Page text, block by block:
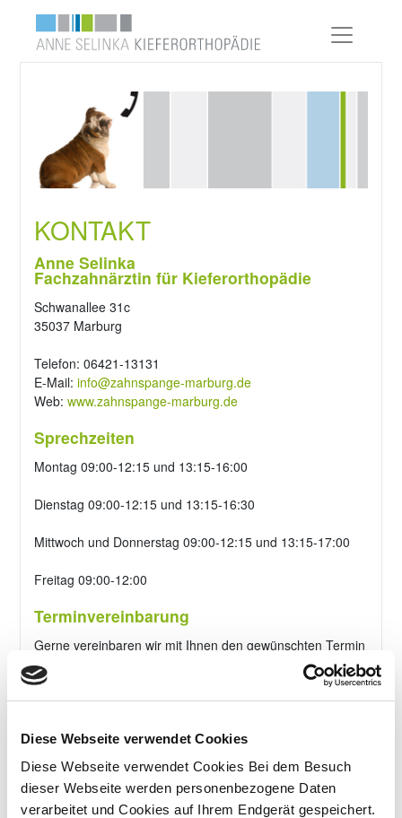
Diese Webseite verwendet Cookies
Diese Webseite verwendet Cookies Bei dem Besuch
dieser Webseite werden personenbezogene Daten
verarbeitet und Cookies auf Ihrem Endgerät gespeichert.
KONTAKT
Anne Selinka
Fachzahnärztin für Kieferorthopädie
Schwanallee 31c
35037 Marburg
Telefon: 06421-13131
E-Mail:info@zahnspange-marburg.de
Web:www.zahnspange-marburg.de
Sprechzeiten
Montag 09:00-12:15 und 13:15-16:00
Dienstag 09:00-12:15 und 13:15-16:30
Mittwoch und Donnerstag 09:00-12:15 und 13:15-17:00
Freitag 09:00-12:00
Terminvereinbarung
Gerne vereinbaren wir mit Ihnen den gewünschten Termin
unter
06421-13131.
Mail aninfo@zahnspange-marburg.de
Kontaktformular unten Ihren Terminwunsch oder Ihre
Anfrage mitzuteilen, wir setzen uns dann bald möglichst
mit Ihnen in Verbindung.